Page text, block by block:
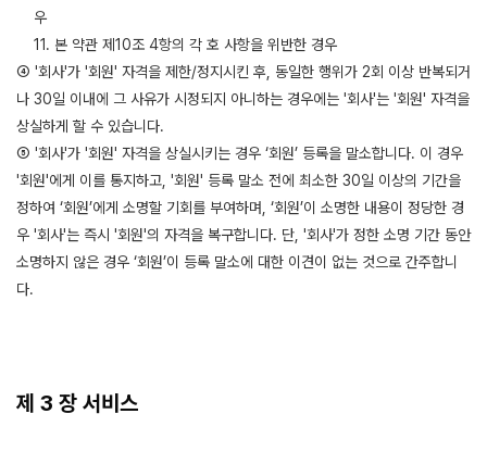
우
11. 본 약관 제10조 4항의 각 호 사항을 위반한 경우
④ '회사'가 '회원' 자격을 제한/정지시킨 후, 동일한 행위가 2회 이상 반복되거
나 30일 이내에 그 사유가 시정되지 아니하는 경우에는 '회사'는 '회원' 자격을
상실하게 할 수 있습니다.
⑤ '회사'가 '회원' 자격을 상실시키는 경우 ‘회원’ 등록을 말소합니다. 이 경우
'회원'에게 이를 통지하고, '회원' 등록 말소 전에 최소한 30일 이상의 기간을
정하여 ‘회원’에게 소명할 기회를 부여하며, ‘회원’이 소명한 내용이 정당한 경
우 '회사'는 즉시 '회원'의 자격을 복구합니다. 단, '회사'가 정한 소명 기간 동안
소명하지 않은 경우 ‘회원’이 등록 말소에 대한 이견이 없는 것으로 간주합니
다.
제 3 장 서비스